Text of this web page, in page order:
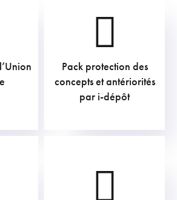
Pack protection des
concepts et antériorités
par i-dépôt
211,75€